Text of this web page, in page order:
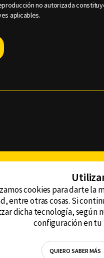
no autorizada
aplicables.
cookies para darte la
entre otras cosas. Si
dicha tecnología, según
configuración en tu
QUIERO SABER MÁS